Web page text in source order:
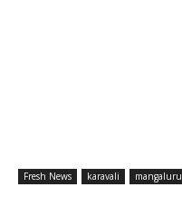
Fresh News karavali mangaluru